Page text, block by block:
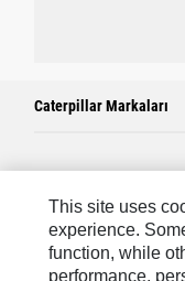
Caterpillar Markaları
Caterpillar Müşteri
Site Haritası
This site uses
experience.
function, while
performance,